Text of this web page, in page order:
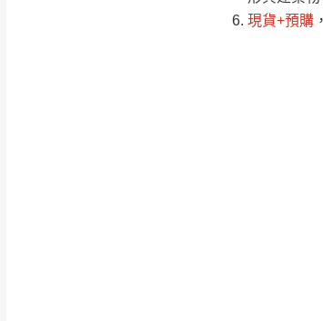
現貨+預購
（
苗
保
因
會
由